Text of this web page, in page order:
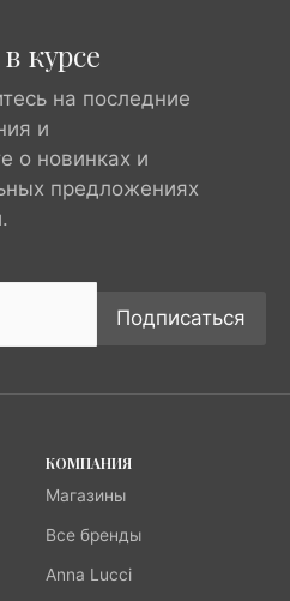
курсе
на последние
и
о новинках и
предложениях
Подписаться
КОМПАНИЯ
Магазины
Все бренды
Anna Lucci